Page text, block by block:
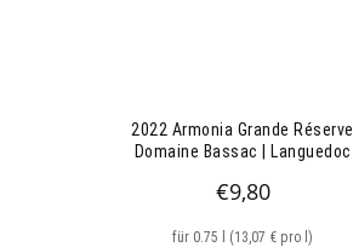
2022 Armonia Grande Réserve
Domaine Bassac | Languedoc
€9,80
für 0.75 l (13,07 € pro l)